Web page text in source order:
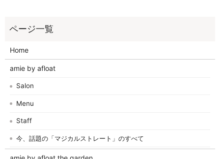
Home
amie by afloat
Salon
Menu
Staff
今、話題の「マジカルストレート」のすべて